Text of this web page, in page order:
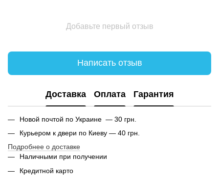
Добавьте первый отзыв
Написать отзыв
Доставка Оплата Гарантия
Новой почтой по Украине — 30 грн.
Курьером к двери по Киеву — 40 грн.
Подробнее о доставке
Наличными при получении
Кредитной карто